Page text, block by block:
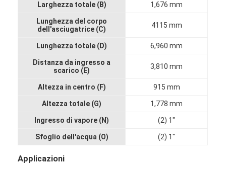
Tutti i casi
Essiccatore di spruzzo centrifugo ad alta velocità
Essiccatore a letto fluidizzato di vibrazione
Essiccatore di spruzzo di pressione
Aria calda Oven Dryer
Larghezza totale (B) 1,676 mm
Lunghezza del corpo
dell'asciugatrice (C)
4115 mm
Lunghezza totale (D) 6,960 mm
Distanza da ingresso a
scarico (E)
3,810 mm
Altezza in centro (F) 915 mm
Altezza totale (G) 1,778 mm
Ingresso di vapore (N) (2) 1"
Sfoglio dell'acqua (O) (2) 1"
Applicazioni